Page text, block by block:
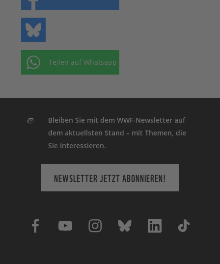
Teilen auf Whatsapp
Bleiben Sie mit dem WWF-Newsletter auf
dem aktuellsten Stand – mit Themen, die
Sie interessieren.
NEWSLETTER JETZT ABONNIEREN!